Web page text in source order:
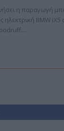
η παραγωγή
ηλεκτρική BMW